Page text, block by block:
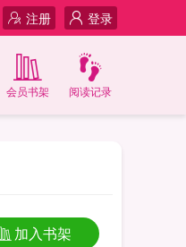
登录
注册
阅读记录
会员书架
加入书架